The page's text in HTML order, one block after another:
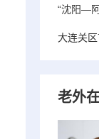
“沈阳—
大连关
老外